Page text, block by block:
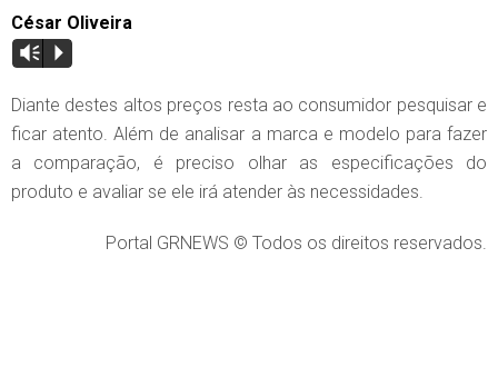
César Oliveira
Vm P
Diante destes altos preços resta ao consumidor pesquisar e
ficar atento. Além de analisar a marca e modelo para fazer
a comparação, é preciso olhar as especificações do
produto e avaliar se ele irá atender às necessidades.
Portal GRNEWS © Todos os direitos reservados.